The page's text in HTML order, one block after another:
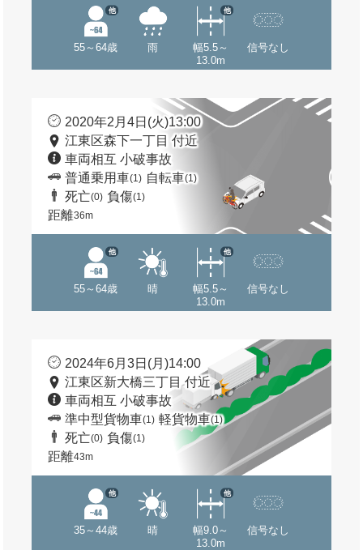
55～64歳
他
雨
幅5.5～
13.0m
他
信号なし
2020年2月4日(火)13:00
江東区森下一丁目 付近
車両相互 小破事故
普通乗用車(1) 自転車(1)
死亡(0) 負傷(1)
距離36m
55～64歳
他
晴
幅5.5～
13.0m
他
信号なし
2024年6月3日(月)14:00
江東区新大橋三丁目 付近
車両相互 小破事故
準中型貨物車(1) 軽貨物車(1)
死亡(0) 負傷(1)
距離43m
35～44歳
他
晴
幅9.0～
13.0m
他
信号なし